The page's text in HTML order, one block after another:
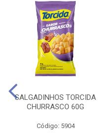
SALGADINHOS TORCIDA
CHURRASCO 60G
Código: 5904